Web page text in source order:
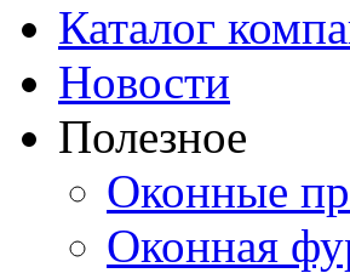
Каталог
Новости
Полезное
Оконные
Оконная